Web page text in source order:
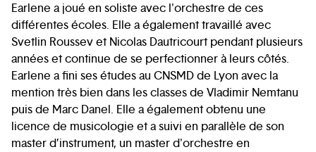
Earlene a joué en soliste avec l'orchestre de ces
différentes écoles. Elle a également travaillé avec
Svetlin Roussev et Nicolas Dautricourt pendant plusieurs
années et continue de se perfectionner à leurs côtés.
Earlene a fini ses études au CNSMD de Lyon avec la
mention très bien dans les classes de Vladimir Nemtanu
puis de Marc Danel. Elle a également obtenu une
licence de musicologie et a suivi en parallèle de son
master d’instrument, un master d'orchestre en